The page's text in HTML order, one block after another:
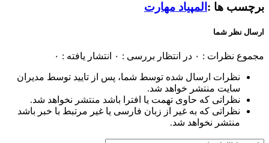
برچسب ها : المپیاد مهارت
ارسال نظر شما
مجموع نظرات : ۰ در انتظار بررسی : ۰ انتشار یافته : ۰
نظرات ارسال شده توسط شما، پس از تایید توسط مدیران
سایت منتشر خواهد شد.
نظراتی که حاوی تهمت یا افترا باشد منتشر نخواهد شد.
نظراتی که به غیر از زبان فارسی یا غیر مرتبط با خبر باشد
منتشر نخواهد شد.